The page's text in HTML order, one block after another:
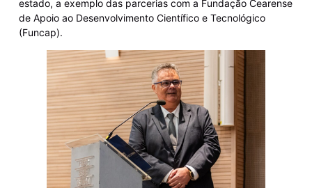
estado, a exemplo das parcerias com a Fundação Cearense
de Apoio ao Desenvolvimento Científico e Tecnológico
(Funcap).